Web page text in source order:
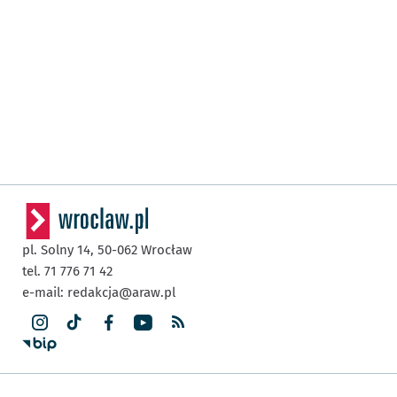
pl. Solny 14, 50-062 Wrocław
tel. 71 776 71 42
e-mail: redakcja@araw.pl